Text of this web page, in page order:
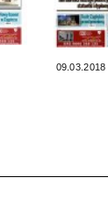
09.03.2018